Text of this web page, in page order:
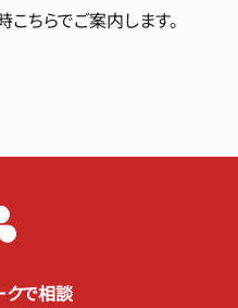
ちらでご案内します。
クで相談